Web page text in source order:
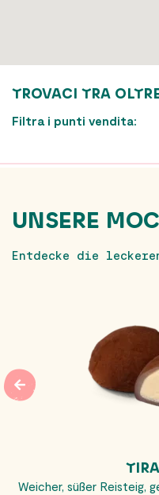
TROVACI TRA
Filtra i punti vendita:
UNSERE
Entdecke die
Weicher, süßer Reisteig,